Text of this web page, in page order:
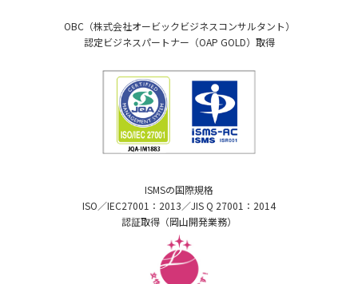
OBC（株式会社オービックビジネスコンサルタント）
認定ビジネスパートナー（OAP GOLD）取得
ISMSの国際規格
ISO／IEC27001：2013／JIS Q 27001：2014
認証取得（岡山開発業務）